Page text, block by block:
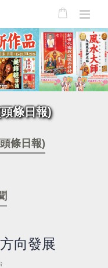
條日報)
條日報)
向發展